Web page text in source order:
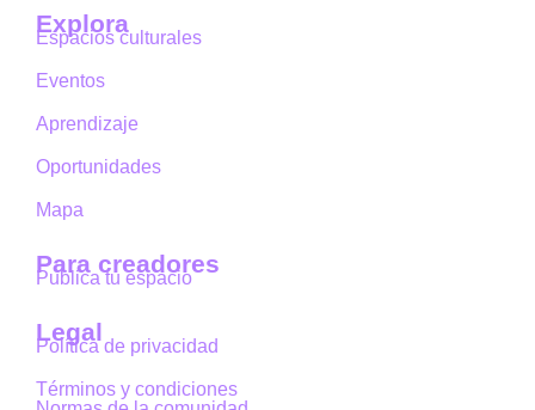
Explora
Espacios culturales
Eventos
Aprendizaje
Oportunidades
Mapa
Para creadores
Publica tu espacio
Legal
Política de privacidad
Términos y condiciones